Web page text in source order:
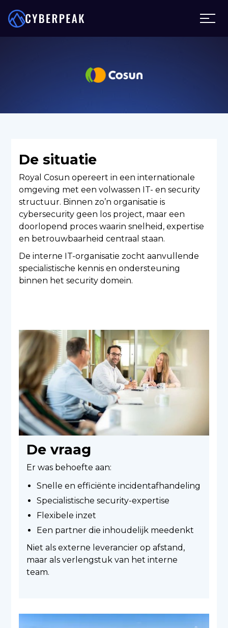
De situatie
Royal Cosun opereert in een internationale
omgeving met een volwassen IT- en security
structuur. Binnen zo’n organisatie is
cybersecurity geen los project, maar een
doorlopend proces waarin snelheid, expertise
en betrouwbaarheid centraal staan.
De interne IT-organisatie zocht aanvullende
specialistische kennis en ondersteuning
binnen het security domein.
De vraag
Er was behoefte aan:
Snelle en efficiënte incidentafhandeling
Specialistische security-expertise
Flexibele inzet
Een partner die inhoudelijk meedenkt
Niet als externe leverancier op afstand,
maar als verlengstuk van het interne
team.